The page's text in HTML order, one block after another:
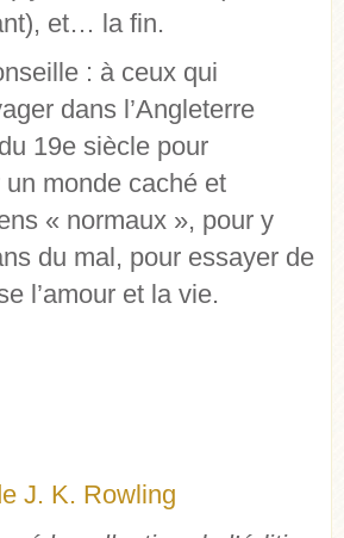
et… la fin.
: à ceux qui
dans l’Angleterre
19e siècle pour
monde caché et
« normaux », pour y
du mal, pour essayer de
l’amour et la vie.
J. K. Rowling